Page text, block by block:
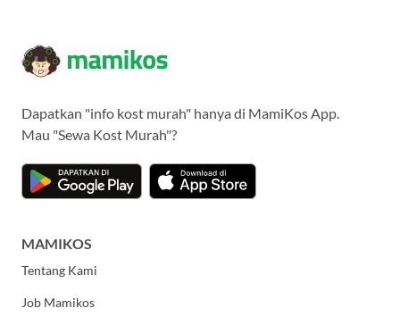
Dapatkan "info kost murah" hanya di MamiKos App.
Mau "Sewa Kost Murah"?
MAMIKOS
Tentang Kami
Job Mamikos